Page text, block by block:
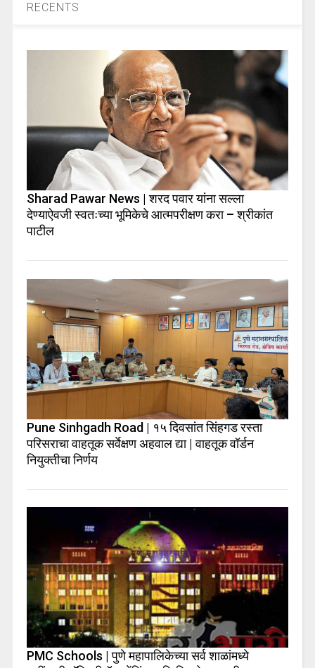
RECENTS
Sharad Pawar News | शरद पवार यांना सल्ला
देण्याऐवजी स्वतःच्या भूमिकेचे आत्मपरीक्षण करा – श्रीकांत
पाटील
Pune Sinhgadh Road | १५ दिवसांत सिंहगड रस्ता
परिसराचा वाहतूक सर्वेक्षण अहवाल द्या | वाहतूक वॉर्डन
नियुक्तीचा निर्णय
PMC Schools | पुणे महापालिकेच्या सर्व शाळांमध्ये